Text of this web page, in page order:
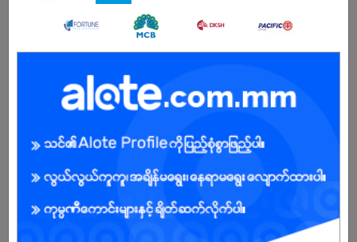
စားစရိတ် သို့ ခရီးစရိတ်
နှစ်ကုန်အပိုဆုငွေ